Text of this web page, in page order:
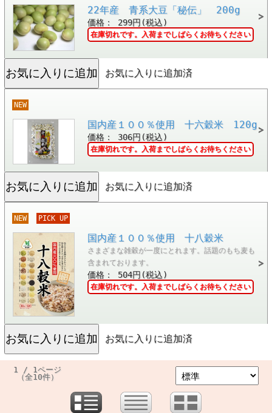
22年産 青系大豆「秘伝」 200g
価格： 299円(税込)
在庫切れです。入荷までしばらくお待ちください
お気に入りに追加済
NEW
国内産１００％使用 十六穀米 120g
価格： 306円(税込)
在庫切れです。入荷までしばらくお待ちください
お気に入りに追加済
NEW PICK UP
国内産１００％使用 十八穀米
さまざまな雑穀が一度にとれます。話題のもち麦も
含まれております。
価格： 504円(税込)
在庫切れです。入荷までしばらくお待ちください
お気に入りに追加済
1 / 1ページ
（全10件）